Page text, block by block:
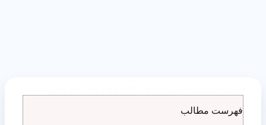
فهرست مطالب